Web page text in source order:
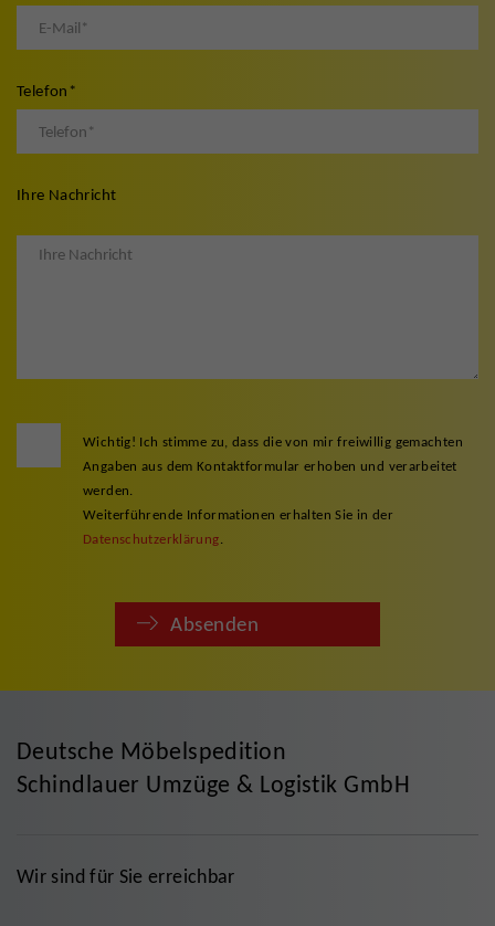
Telefon *
Ihre Nachricht
Wichtig! Ich stimme zu, dass die von mir freiwillig gemachten
Angaben aus dem Kontaktformular erhoben und verarbeitet
werden.
Weiterführende Informationen erhalten Sie in der
Datenschutzerklärung.
Absenden
Deutsche Möbelspedition
Schindlauer Umzüge & Logistik GmbH
Wir sind für Sie erreichbar